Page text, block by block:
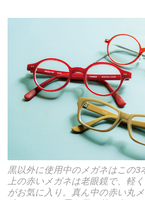
黒以外に使用中のメガネはこの3
上の赤いメガネは老眼鏡で、軽
がお気に入り。真ん中の赤い丸